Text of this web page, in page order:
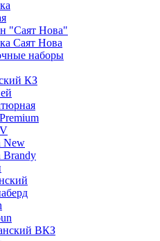
"Саят Нова"
Саят Нова
наборы
КЗ
New
Brandy
ВКЗ